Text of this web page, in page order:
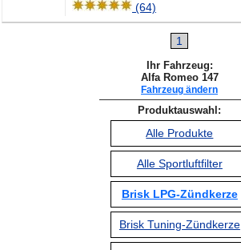
(64)
1
Ihr Fahrzeug:
Alfa Romeo 147
Fahrzeug ändern
Produktauswahl:
Alle Produkte
Alle Sportluftfilter
Brisk LPG-Zündkerze
Brisk Tuning-Zündkerze